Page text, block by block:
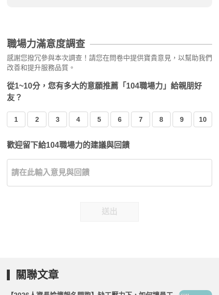
職場力滿意度調查
感謝您撥冗參與本次調查！請您在問卷中提供寶貴意見，以幫助我們
改善和提升服務品質。
從1~10分，您有多大的意願推薦「104職場力」給親朋好
友？
1 2 3 4 5 6 7 8 9 10
歡迎留下給104職場力的建議與回饋
送出
關聯文章